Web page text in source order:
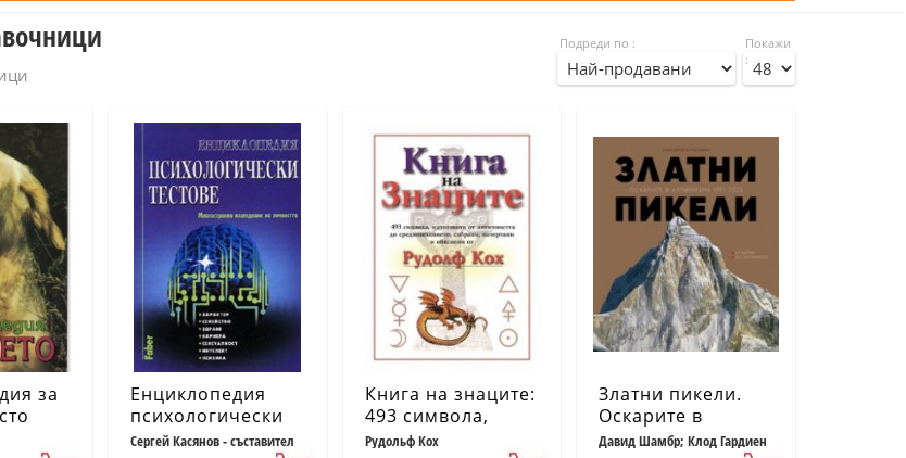
Подреди по :
Покажи
:
за
и
Енциклопедия
психологически
тестове
Сергей Касянов - съставител
Книга на знаците:
493 символа,
използвани от
Рудольф Кох
Златни пикели.
Оскарите в
алпинизма
Давид Шамбр; Клод Гардиен